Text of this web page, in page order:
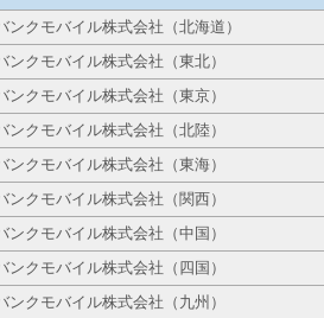
ンクモバイル株式会社（北海道）
ンクモバイル株式会社（東北）
ンクモバイル株式会社（東京）
ンクモバイル株式会社（北陸）
ンクモバイル株式会社（東海）
ンクモバイル株式会社（関西）
ンクモバイル株式会社（中国）
ンクモバイル株式会社（四国）
ンクモバイル株式会社（九州）